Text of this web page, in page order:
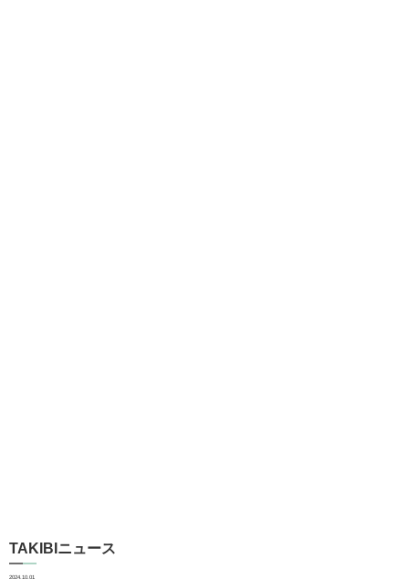
TAKIBIニュース
2024.10.01